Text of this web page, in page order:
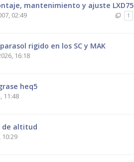
mantenimiento y ajuste LXD75
1
02:49
rigido en los SC y MAK
16:18
heq5
11:48
de altitud
10:29